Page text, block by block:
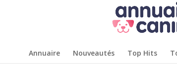
Annuaire Nouveautés Top Hits